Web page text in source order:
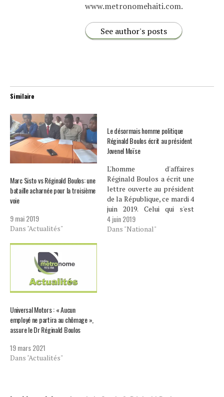
www.metronomehaiti.com.
See author's posts
Similaire
Marc Sisto vs Réginald Boulos: une
bataille acharnée pour la troisième
voie
9 mai 2019
Dans "Actualités"
Le désormais homme politique
Réginald Boulos écrit au président
Jovenel Moïse
L'homme d'affaires
Réginald Boulos a écrit une
lettre ouverte au président
de la République, ce mardi 4
juin 2019. Celui qui s'est
désormais mis le costume
d'homme politique réclame
4 juin 2019
Dans "National"
Universal Motors : « Aucun
employé ne partira au chômage »,
assure le Dr Réginald Boulos
19 mars 2021
Dans "Actualités"